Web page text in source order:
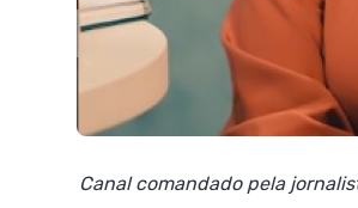
Canal comandado pela